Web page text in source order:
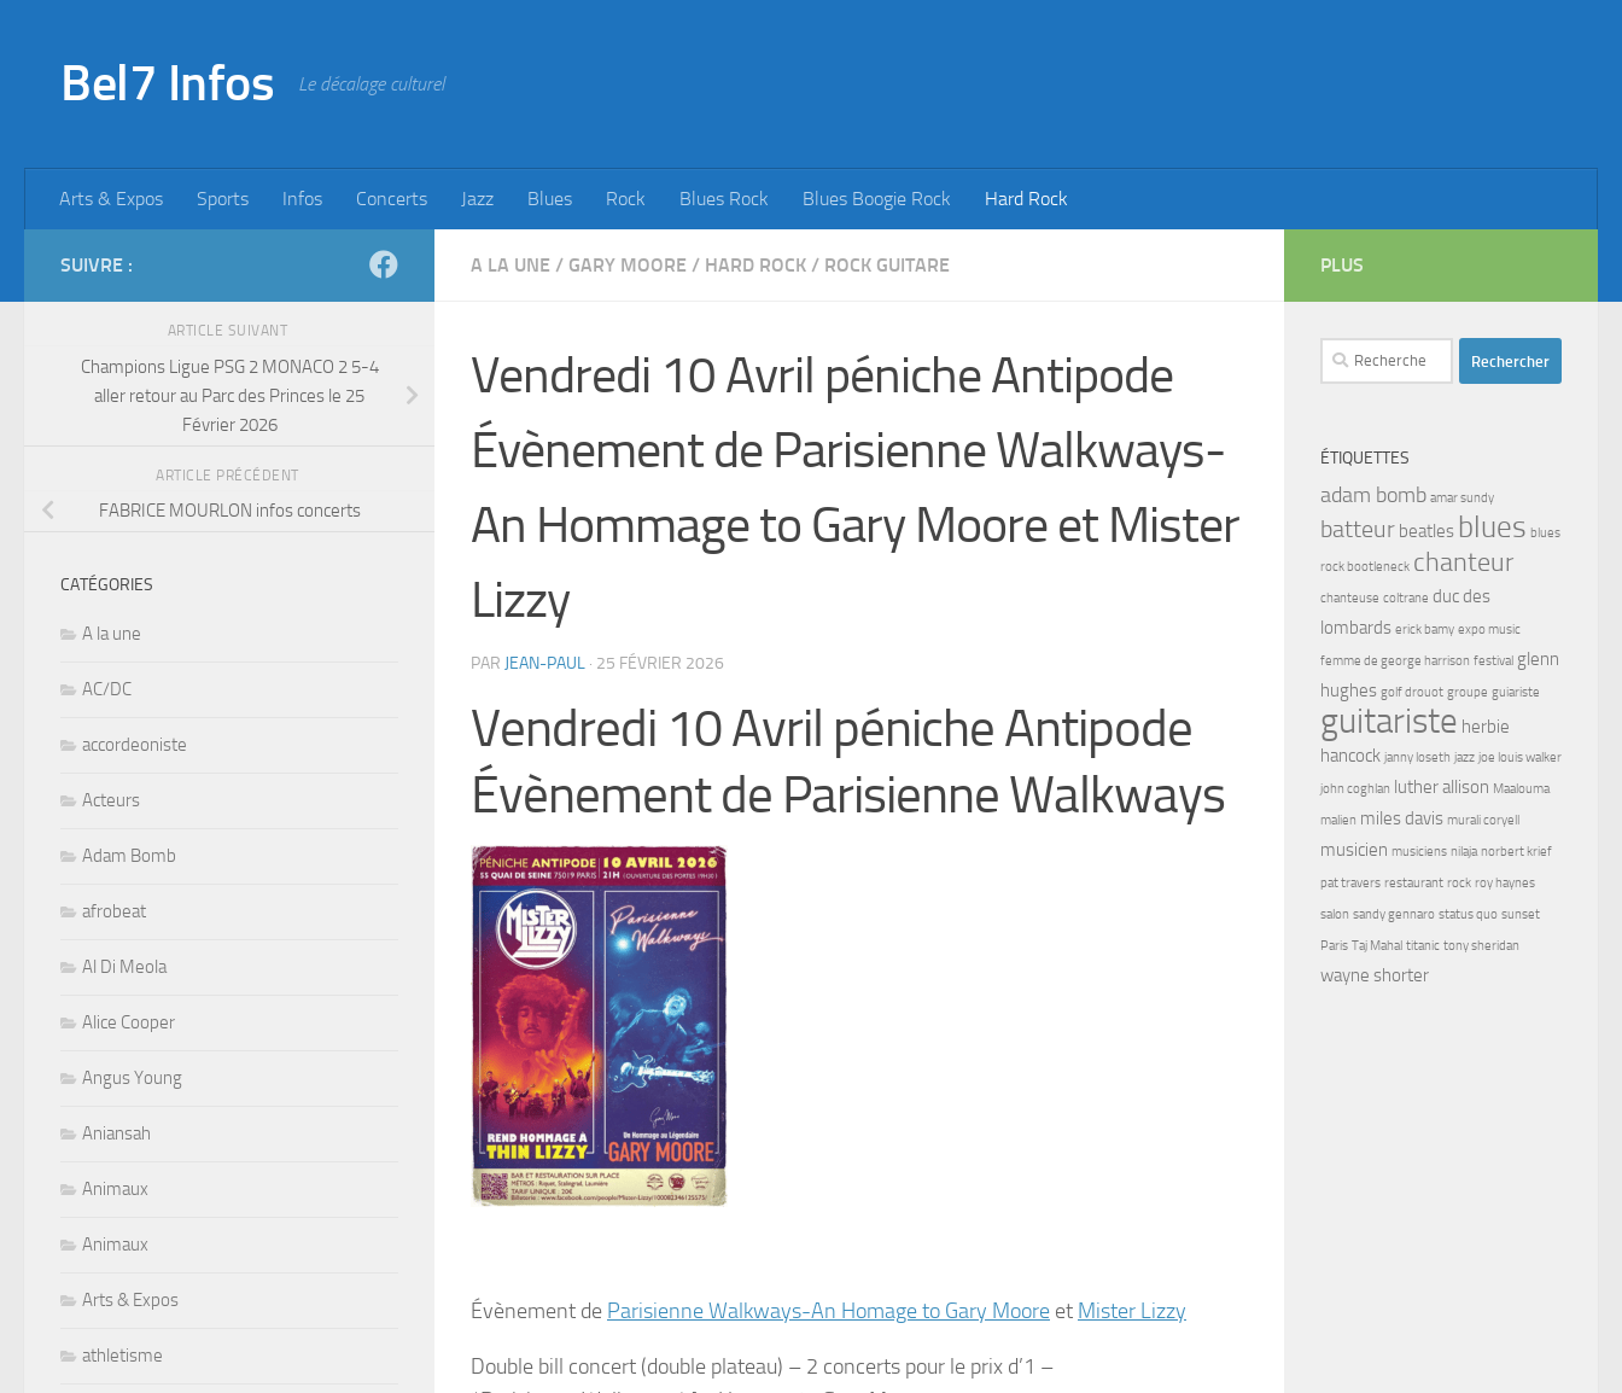
Bel7 Infos Le décalage culturel
Arts & Expos Sports Infos Concerts Jazz Blues Rock Blues Rock Blues Boogie Rock Hard Rock
A LA UNE / GARY MOORE / HARD ROCK / ROCK GUITARE
Vendredi 10 Avril péniche Antipode
Évènement de Parisienne Walkways-
An Hommage to Gary Moore et Mister
Lizzy
PAR JEAN-PAUL · 25 FÉVRIER 2026
Vendredi 10 Avril péniche Antipode
Évènement de Parisienne Walkways
Évènement de Parisienne Walkways-An Homage to Gary Moore et Mister Lizzy
Double bill concert (double plateau) – 2 concerts pour le prix d’1 –
SUIVRE :
ARTICLE SUIVANT
Champions Ligue PSG 2 MONACO 2 5-4
aller retour au Parc des Princes le 25
Février 2026
ARTICLE PRÉCÉDENT
FABRICE MOURLON infos concerts
CATÉGORIES
A la une
AC/DC
accordeoniste
Acteurs
Adam Bomb
afrobeat
Al Di Meola
Alice Cooper
Angus Young
Aniansah
Animaux
Animaux
Arts & Expos
athletisme
PLUS
Rechercher :
ÉTIQUETTES
adam bomb amar sundy
batteur beatles blues blues
rock bootleneck chanteur
chanteuse coltrane duc des
lombards erick bamy expo music
femme de george harrison festival glenn
hughes golf drouot groupe guiariste
guitariste herbie
hancock janny loseth jazz joe louis walker
john coghlan luther allison Maalouma
malien miles davis murali coryell
musicien musiciens nilaja norbert krief
pat travers restaurant rock roy haynes
salon sandy gennaro status quo sunset
Paris Taj Mahal titanic tony sheridan
wayne shorter